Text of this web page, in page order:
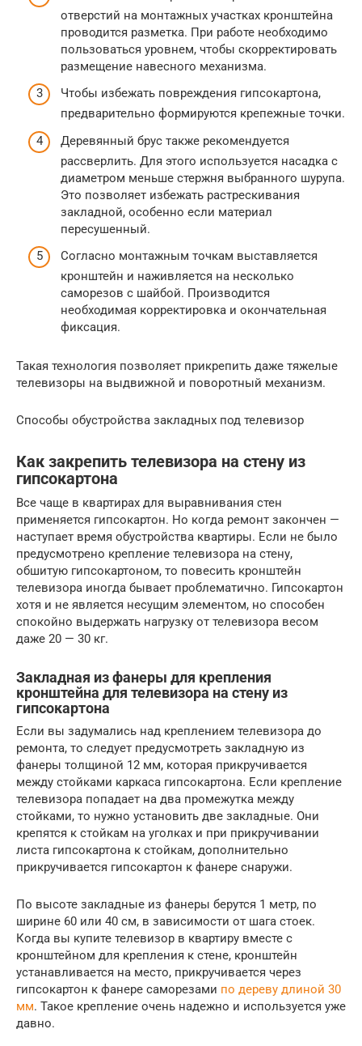
отверстий на монтажных участках кронштейна
проводится разметка. При работе необходимо
пользоваться уровнем, чтобы скорректировать
размещение навесного механизма.
Чтобы избежать повреждения гипсокартона,
предварительно формируются крепежные точки.
Деревянный брус также рекомендуется
рассверлить. Для этого используется насадка с
диаметром меньше стержня выбранного шурупа.
Это позволяет избежать растрескивания
закладной, особенно если материал
пересушенный.
Согласно монтажным точкам выставляется
кронштейн и наживляется на несколько
саморезов с шайбой. Производится
необходимая корректировка и окончательная
фиксация.
Такая технология позволяет прикрепить даже тяжелые
телевизоры на выдвижной и поворотный механизм.
Способы обустройства закладных под телевизор
Как закрепить телевизора на стену из
гипсокартона
Все чаще в квартирах для выравнивания стен
применяется гипсокартон. Но когда ремонт закончен —
наступает время обустройства квартиры. Если не было
предусмотрено крепление телевизора на стену,
обшитую гипсокартоном, то повесить кронштейн
телевизора иногда бывает проблематично. Гипсокартон
хотя и не является несущим элементом, но способен
спокойно выдержать нагрузку от телевизора весом
даже 20 — 30 кг.
Закладная из фанеры для крепления
кронштейна для телевизора на стену из
гипсокартона
Если вы задумались над креплением телевизора до
ремонта, то следует предусмотреть закладную из
фанеры толщиной 12 мм, которая прикручивается
между стойками каркаса гипсокартона. Если крепление
телевизора попадает на два промежутка между
стойками, то нужно установить две закладные. Они
крепятся к стойкам на уголках и при прикручивании
листа гипсокартона к стойкам, дополнительно
прикручивается гипсокартон к фанере снаружи.
По высоте закладные из фанеры берутся 1 метр, по
ширине 60 или 40 см, в зависимости от шага стоек.
Когда вы купите телевизор в квартиру вместе с
кронштейном для крепления к стене, кронштейн
устанавливается на место, прикручивается через
гипсокартон к фанере саморезами по дереву длиной 30
мм. Такое крепление очень надежно и используется уже
давно.